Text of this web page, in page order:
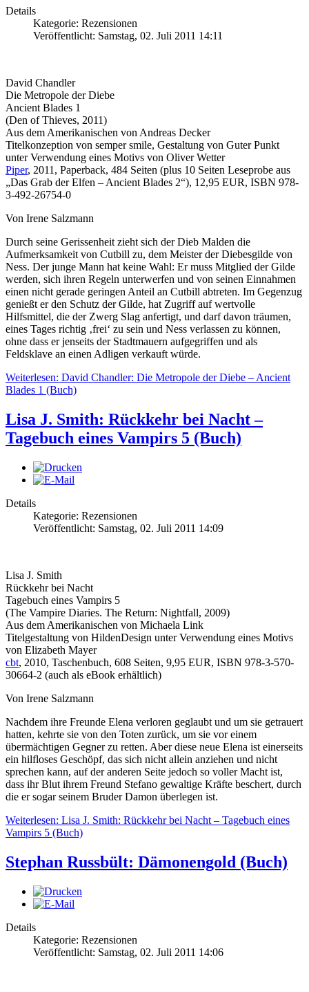
Details
Kategorie: Rezensionen
Veröffentlicht: Samstag, 02. Juli 2011 14:11
David Chandler
Die Metropole der Diebe
Ancient Blades 1
(Den of Thieves, 2011)
Aus dem Amerikanischen von Andreas Decker
Titelkonzeption von semper smile, Gestaltung von Guter Punkt
unter Verwendung eines Motivs von Oliver Wetter
Piper, 2011, Paperback, 484 Seiten (plus 10 Seiten Leseprobe aus
„Das Grab der Elfen – Ancient Blades 2“), 12,95 EUR, ISBN 978-
3-492-26754-0
Von Irene Salzmann
Durch seine Gerissenheit zieht sich der Dieb Malden die
Aufmerksamkeit von Cutbill zu, dem Meister der Diebesgilde von
Ness. Der junge Mann hat keine Wahl: Er muss Mitglied der Gilde
werden, sich ihren Regeln unterwerfen und von seinen Einnahmen
einen nicht gerade geringen Anteil an Cutbill abtreten. Im Gegenzug
genießt er den Schutz der Gilde, hat Zugriff auf wertvolle
Hilfsmittel, die der Zwerg Slag anfertigt, und darf davon träumen,
eines Tages richtig ‚frei‘ zu sein und Ness verlassen zu können,
ohne dass er jenseits der Stadtmauern aufgegriffen und als
Feldsklave an einen Adligen verkauft würde.
Weiterlesen: David Chandler: Die Metropole der Diebe – Ancient
Blades 1 (Buch)
Lisa J. Smith: Rückkehr bei Nacht –
Tagebuch eines Vampirs 5 (Buch)
Details
Kategorie: Rezensionen
Veröffentlicht: Samstag, 02. Juli 2011 14:09
Lisa J. Smith
Rückkehr bei Nacht
Tagebuch eines Vampirs 5
(The Vampire Diaries. The Return: Nightfall, 2009)
Aus dem Amerikanischen von Michaela Link
Titelgestaltung von HildenDesign unter Verwendung eines Motivs
von Elizabeth Mayer
cbt, 2010, Taschenbuch, 608 Seiten, 9,95 EUR, ISBN 978-3-570-
30664-2 (auch als eBook erhältlich)
Von Irene Salzmann
Nachdem ihre Freunde Elena verloren geglaubt und um sie getrauert
hatten, kehrte sie von den Toten zurück, um sie vor einem
übermächtigen Gegner zu retten. Aber diese neue Elena ist einerseits
ein hilfloses Geschöpf, das sich nicht allein anziehen und nicht
sprechen kann, auf der anderen Seite jedoch so voller Macht ist,
dass ihr Blut ihrem Freund Stefano gewaltige Kräfte beschert, durch
die er sogar seinem Bruder Damon überlegen ist.
Weiterlesen: Lisa J. Smith: Rückkehr bei Nacht – Tagebuch eines
Vampirs 5 (Buch)
Stephan Russbült: Dämonengold (Buch)
Details
Kategorie: Rezensionen
Veröffentlicht: Samstag, 02. Juli 2011 14:06